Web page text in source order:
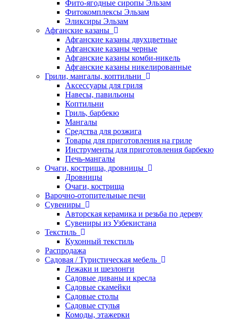
Фито-ягодные сиропы Эльзам
Фитокомплексы Эльзам
Эликсиры Эльзам
Афганские казаны
Афганские казаны двухцветные
Афганские казаны черные
Афганские казаны комби-никель
Афганские казаны никелированные
Грили, мангалы, коптильни
Аксессуары для гриля
Навесы, павильоны
Коптильни
Гриль, барбекю
Мангалы
Средства для розжига
Товары для приготовления на гриле
Инструменты для приготовления барбекю
Печь-мангалы
Очаги, кострища, дровницы
Дровницы
Очаги, кострища
Варочно-отопительные печи
Сувениры
Авторская керамика и резьба по дереву
Сувениры из Узбекистана
Текстиль
Кухонный текстиль
Распродажа
Садовая / Туристическая мебель
Лежаки и шезлонги
Садовые диваны и кресла
Садовые скамейки
Садовые столы
Садовые стулья
Комоды, этажерки